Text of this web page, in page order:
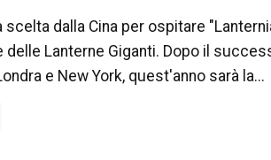
scelta dalla Cina per ospitare
delle Lanterne Giganti. Dopo il
e New York, quest'anno sarà la...